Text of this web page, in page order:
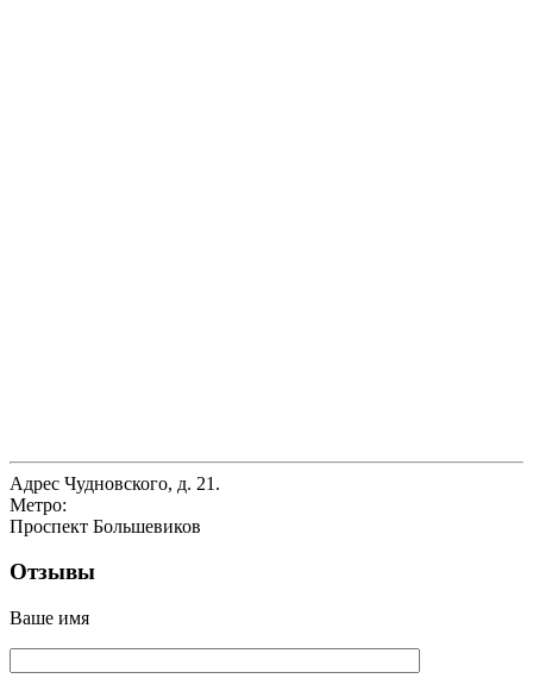
Адрес Чудновского, д. 21.
Метро:
Проспект Большевиков
Отзывы
Ваше имя